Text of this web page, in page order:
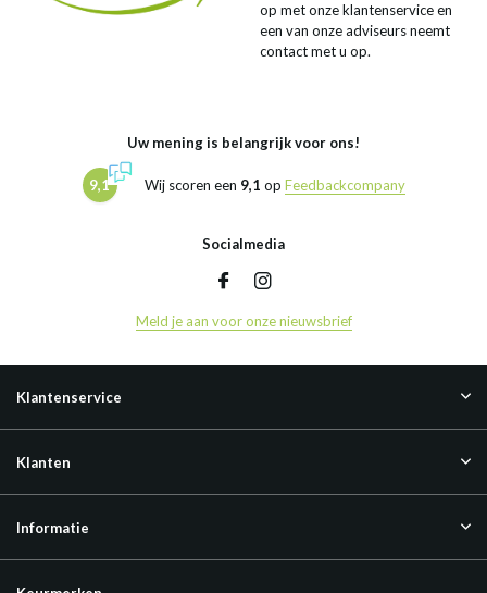
op met onze klantenservice en
een van onze adviseurs neemt
contact met u op.
Uw mening is belangrijk voor ons!
9,1 Wij scoren een 9,1 op Feedbackcompany
Socialmedia
Meld je aan voor onze nieuwsbrief
Klantenservice
Klanten
Informatie